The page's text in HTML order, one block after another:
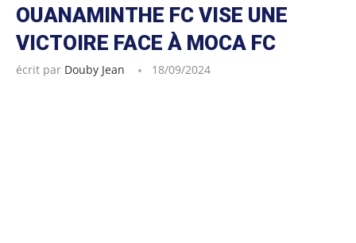
OUANAMINTHE FC VISE UNE
VICTOIRE FACE À MOCA FC
écrit par Douby Jean 18/09/2024